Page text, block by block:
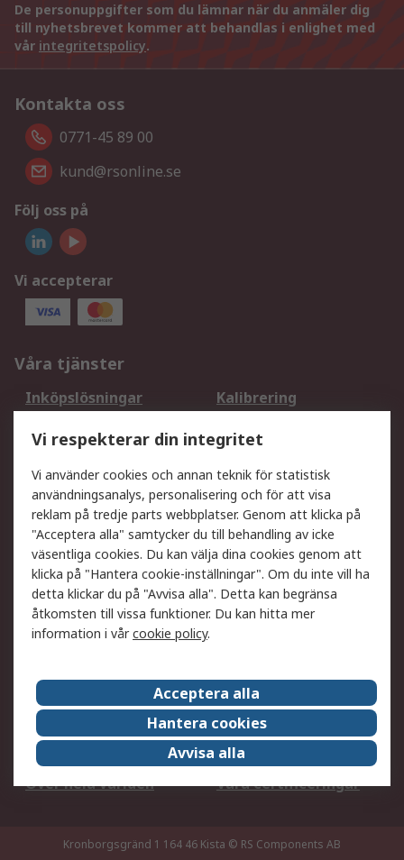
De personuppgifter som du lämnar när du anmäler dig
till nyhetsbrevet kommer att behandlas i enlighet med
vår integritetspolicy.
Kontakta oss
0771-45 89 00
kund@rsonline.se
Följ oss på
Vi accepterar
Våra tjänster
Inköpslösningar
Kalibrering
DesignSpark
Teknisk Support
Ditt lokala säljteam
Exportlösningar
Support
Få hjälp
Retur av varor
Leverans
Spåra din order
Begär en fakturakopi
Fördelar med RS-konto
Betalningsalternativ
Om RS
Försäljningsvillkor
Det juridiska
Press Centre
Jobba hos RS
ESG
Över hela världen
Våra certificeringar
Kronborgsgränd 1 164 46 Kista © RS Components AB
Vi respekterar din integritet
Vi använder cookies och annan teknik för statistisk
användningsanalys, personalisering och för att visa
reklam på tredje parts webbplatser. Genom att klicka på
"Acceptera alla" samtycker du till behandling av icke
väsentliga cookies. Du kan välja dina cookies genom att
klicka på "Hantera cookie-inställningar". Om du inte vill ha
detta klickar du på "Avvisa alla". Detta kan begränsa
åtkomsten till vissa funktioner. Du kan hitta mer
information i vårcookie policy.
Acceptera alla
Hantera cookies
Avvisa alla